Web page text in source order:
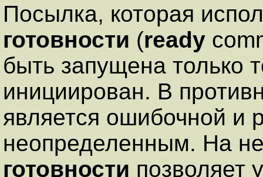
Посылка, которая
готовности (ready
быть запущена только
инициирован. В
является ошибочной и
неопределенным. На
готовности позволяет